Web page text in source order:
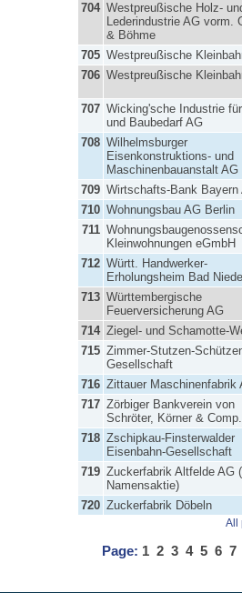
704 Westpreußische Holz-
Lederindustrie AG vorm.
& Böhme
705 Westpreußische
706 Westpreußische
707 Wicking'sche Industrie
und Baubedarf AG
708 Wilhelmsburger
Eisenkonstruktions- und
Maschinenbauanstalt AG
709 Wirtschafts-Bank Bayern
710 Wohnungsbau AG Berlin
711
Kleinwohnungen eGmbH
712 Württ. Handwerker-
Erholungsheim Bad
713 Württembergische
Feuerversicherung AG
714 Ziegel- und Schamotte-
715 Zimmer-Stutzen-
Gesellschaft
716 Zittauer Maschinenfabrik
717 Zörbiger Bankverein von
Schröter, Körner &
718 Zschipkau-Finsterwalder
Eisenbahn-Gesellschaft
719 Zuckerfabrik Altfelde AG
Namensaktie)
720 Zuckerfabrik Döbeln
All
Page: 1 2 3 4 5 6 7